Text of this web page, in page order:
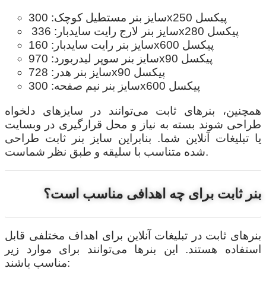
سایز بنر مستطیل کوچک: 300x250 پیکسل
سایز بنر لارج رایت سایدبار: 336x280 پیکسل
سایز بنر رایت سایدبار: 160x600 پیکسل
سایز بنر سوپر لیدربورد: 970x90 پیکسل
سایز بنر هدر: 728x90 پیکسل
سایز بنر نیم صفحه: 300x600 پیکسل
همچنین، بنرهای ثابت می‌توانند در سایزهای دلخواه
طراحی شوند بسته به نیاز و محل قرارگیری در وبسایت
یا تبلیغات آنلاین شما. بنابراین سایز بنر ثابت طراحی
شده متناسب با سلیقه و طبق نظر شماست.
بنر ثابت برای چه اهدافی مناسب است؟
بنرهای ثابت در تبلیغات آنلاین برای اهداف مختلفی قابل
استفاده هستند. این بنرها می‌توانند برای موارد زیر
مناسب باشند: